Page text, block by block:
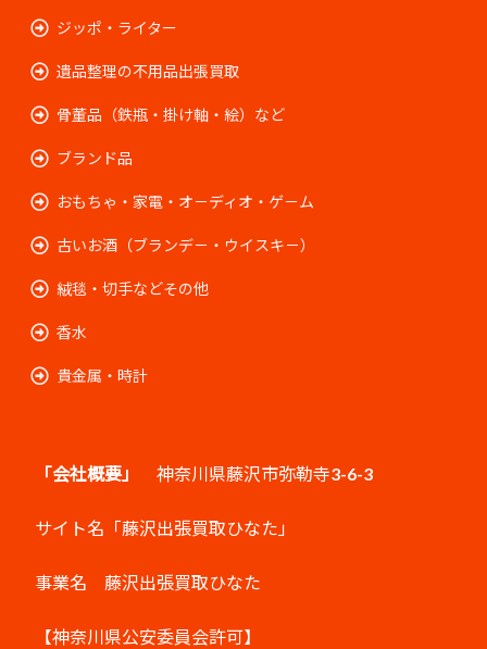
ジッポ・ライター
遺品整理の不用品出張買取
骨董品（鉄瓶・掛け軸・絵）など
ブランド品
おもちゃ・家電・オ－ディオ・ゲ－ム
古いお酒（ブランデ－・ウイスキ－）
絨毯・切手などその他
香水
貴金属・時計
「会社概要」 神奈川県藤沢市弥勒寺3-6-3
サイト名「藤沢出張買取ひなた」
事業名 藤沢出張買取ひなた
【神奈川県公安委員会許可】